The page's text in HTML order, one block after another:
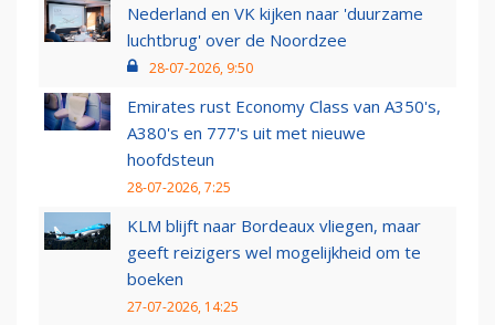
Nederland en VK kijken naar 'duurzame
luchtbrug' over de Noordzee
28-07-2026, 9:50
Emirates rust Economy Class van A350's,
A380's en 777's uit met nieuwe
hoofdsteun
28-07-2026, 7:25
KLM blijft naar Bordeaux vliegen, maar
geeft reizigers wel mogelijkheid om te
boeken
27-07-2026, 14:25